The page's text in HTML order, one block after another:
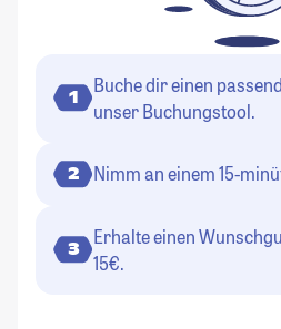
1
Buche dir einen
unser Buchungstool.
2 Nimm an einem 15-
3
Erhalte einen
15€.